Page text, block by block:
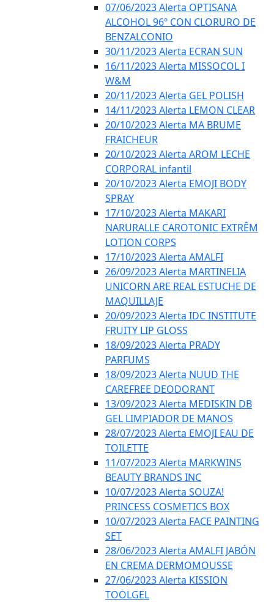
07/06/2023 Alerta OPTISANA
ALCOHOL 96º CON CLORURO DE
BENZALCONIO
30/11/2023 Alerta ECRAN SUN
16/11/2023 Alerta MISSOCOL I
W&M
20/11/2023 Alerta GEL POLISH
14/11/2023 Alerta LEMON CLEAR
20/10/2023 Alerta MA BRUME
FRAICHEUR
20/10/2023 Alerta AROM LECHE
CORPORAL infantil
20/10/2023 Alerta EMOJI BODY
SPRAY
17/10/2023 Alerta MAKARI
NARURALLE CAROTONIC EXTRÊM
LOTION CORPS
17/10/2023 Alerta AMALFI
26/09/2023 Alerta MARTINELIA
UNICORN ARE REAL ESTUCHE DE
MAQUILLAJE
20/09/2023 Alerta IDC INSTITUTE
FRUITY LIP GLOSS
18/09/2023 Alerta PRADY
PARFUMS
18/09/2023 Alerta NUUD THE
CAREFREE DEODORANT
13/09/2023 Alerta MEDISKIN DB
GEL LIMPIADOR DE MANOS
28/07/2023 Alerta EMOJI EAU DE
TOILETTE
11/07/2023 Alerta MARKWINS
BEAUTY BRANDS INC
10/07/2023 Alerta SOUZA!
PRINCESS COSMETICS BOX
10/07/2023 Alerta FACE PAINTING
SET
28/06/2023 Alerta AMALFI JABÓN
EN CREMA DERMOMOUSSE
27/06/2023 Alerta KISSION
TOOLGEL